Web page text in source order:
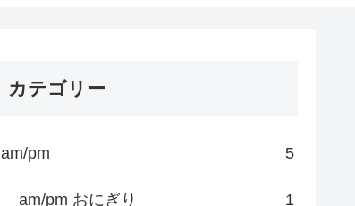
カテゴリー
am/pm 5
am/pm おにぎり 1